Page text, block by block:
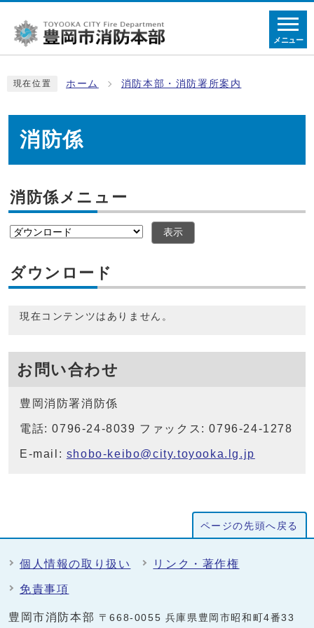
メニュー
現在位置 ホーム 消防本部・消防署所案内
消防係
消防係メニュー
表示
ダウンロード
現在コンテンツはありません。
お問い合わせ
豊岡消防署消防係
電話: 0796-24-8039 ファックス: 0796-24-1278
E-mail: shobo-keibo@city.toyooka.lg.jp
ページの先頭へ戻る
個人情報の取り扱い リンク・著作権
免責事項
豊岡市消防本部 〒668-0055 兵庫県豊岡市昭和町4番33